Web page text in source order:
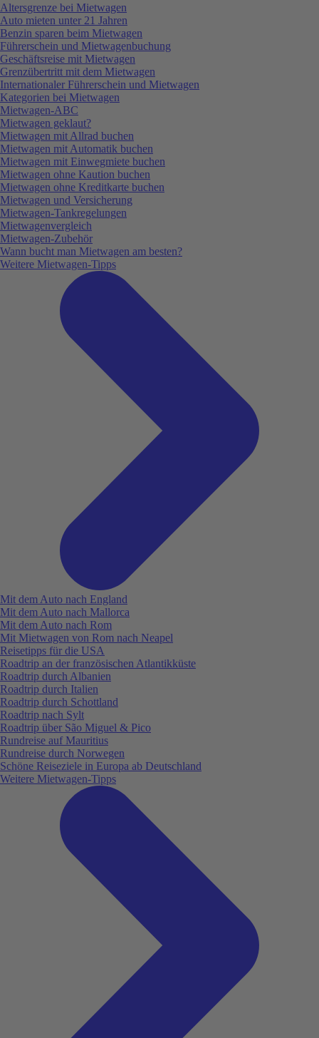
Altersgrenze bei Mietwagen
Auto mieten unter 21 Jahren
Benzin sparen beim Mietwagen
Führerschein und Mietwagenbuchung
Geschäftsreise mit Mietwagen
Grenzübertritt mit dem Mietwagen
Internationaler Führerschein und Mietwagen
Kategorien bei Mietwagen
Mietwagen-ABC
Mietwagen geklaut?
Mietwagen mit Allrad buchen
Mietwagen mit Automatik buchen
Mietwagen mit Einwegmiete buchen
Mietwagen ohne Kaution buchen
Mietwagen ohne Kreditkarte buchen
Mietwagen und Versicherung
Mietwagen-Tankregelungen
Mietwagenvergleich
Mietwagen-Zubehör
Wann bucht man Mietwagen am besten?
Weitere Mietwagen-Tipps
Mit dem Auto nach England
Mit dem Auto nach Mallorca
Mit dem Auto nach Rom
Mit Mietwagen von Rom nach Neapel
Reisetipps für die USA
Roadtrip an der französischen Atlantikküste
Roadtrip durch Albanien
Roadtrip durch Italien
Roadtrip durch Schottland
Roadtrip nach Sylt
Roadtrip über São Miguel & Pico
Rundreise auf Mauritius
Rundreise durch Norwegen
Schöne Reiseziele in Europa ab Deutschland
Weitere Mietwagen-Tipps